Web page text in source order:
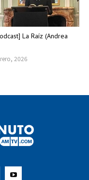
La Raíz (Andrea
2026